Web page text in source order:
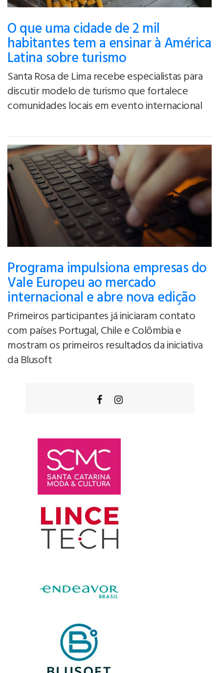
O que uma cidade de 2 mil
habitantes tem a ensinar à América
Latina sobre turismo
Santa Rosa de Lima recebe especialistas para
discutir modelo de turismo que fortalece
comunidades locais em evento internacional
Programa impulsiona empresas do
Vale Europeu ao mercado
internacional e abre nova edição
Primeiros participantes já iniciaram contato
com países Portugal, Chile e Colômbia e
mostram os primeiros resultados da iniciativa
da Blusoft